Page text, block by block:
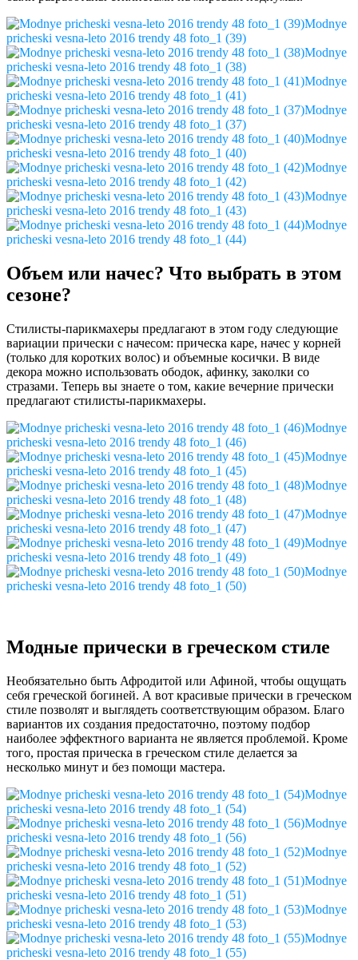
Modnye
pricheski vesna-leto 2016 trendy 48 foto_1 (39)
Modnye
pricheski vesna-leto 2016 trendy 48 foto_1 (38)
Modnye
pricheski vesna-leto 2016 trendy 48 foto_1 (41)
Modnye
pricheski vesna-leto 2016 trendy 48 foto_1 (37)
Modnye
pricheski vesna-leto 2016 trendy 48 foto_1 (40)
Modnye
pricheski vesna-leto 2016 trendy 48 foto_1 (42)
Modnye
pricheski vesna-leto 2016 trendy 48 foto_1 (43)
Modnye
pricheski vesna-leto 2016 trendy 48 foto_1 (44)
Объем или начес? Что выбрать в этом
сезоне?
Стилисты-парикмахеры предлагают в этом году следующие
вариации прически с начесом: прическа каре, начес у корней
(только для коротких волос) и объемные косички. В виде
декора можно использовать ободок, афинку, заколки со
стразами. Теперь вы знаете о том, какие вечерние прически
предлагают стилисты-парикмахеры.
Modnye
pricheski vesna-leto 2016 trendy 48 foto_1 (46)
Modnye
pricheski vesna-leto 2016 trendy 48 foto_1 (45)
Modnye
pricheski vesna-leto 2016 trendy 48 foto_1 (48)
Modnye
pricheski vesna-leto 2016 trendy 48 foto_1 (47)
Modnye
pricheski vesna-leto 2016 trendy 48 foto_1 (49)
Modnye
pricheski vesna-leto 2016 trendy 48 foto_1 (50)
Модные прически в греческом стиле
Необязательно быть Афродитой или Афиной, чтобы ощущать
себя греческой богиней. А вот красивые прически в греческом
стиле позволят и выглядеть соответствующим образом. Благо
вариантов их создания предостаточно, поэтому подбор
наиболее эффектного варианта не является проблемой. Кроме
того, простая прическа в греческом стиле делается за
несколько минут и без помощи мастера.
Modnye
pricheski vesna-leto 2016 trendy 48 foto_1 (54)
Modnye
pricheski vesna-leto 2016 trendy 48 foto_1 (56)
Modnye
pricheski vesna-leto 2016 trendy 48 foto_1 (52)
Modnye
pricheski vesna-leto 2016 trendy 48 foto_1 (51)
Modnye
pricheski vesna-leto 2016 trendy 48 foto_1 (53)
Modnye
pricheski vesna-leto 2016 trendy 48 foto_1 (55)